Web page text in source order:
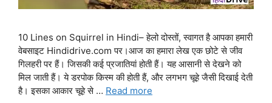
10 Lines on Squirrel in Hindi– हेलो दोस्तों, स्वागत है आपका हमारी
वेबसाइट Hindidrive.com पर।आज का हमारा लेख एक छोटे से जीव
गिलहरी पर हैं। जिसकी कई प्रजातियां होती हैं। यह आसानी से देखने को
मिल जाती हैं। ये डरपोक किस्म की होती हैं, और लगभग चूहे जैसी दिखाई देती
है। इसका आकार चूहे से … Read more